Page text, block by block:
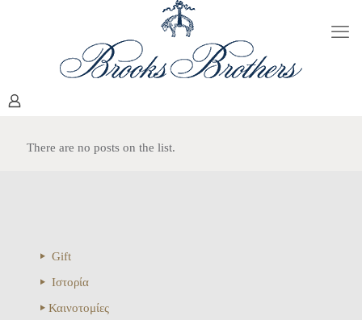
There are no posts on the list.
Gift
Ιστορία
Καινοτομίες